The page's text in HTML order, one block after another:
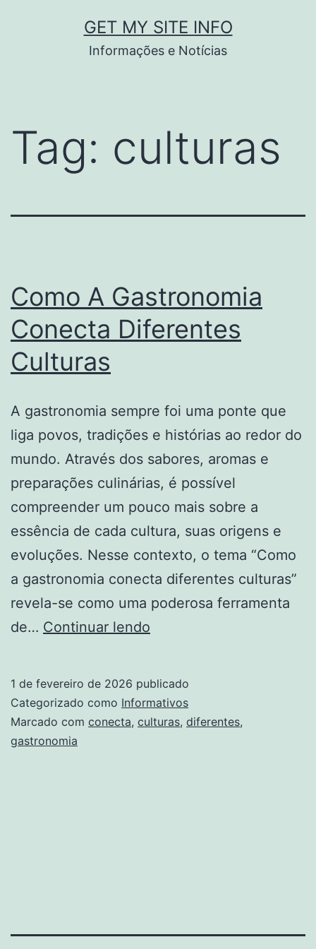
GET MY SITE INFO
Informações e Notícias
Tag: culturas
Como A Gastronomia
Conecta Diferentes
Culturas
A gastronomia sempre foi uma ponte que
liga povos, tradições e histórias ao redor do
mundo. Através dos sabores, aromas e
preparações culinárias, é possível
compreender um pouco mais sobre a
essência de cada cultura, suas origens e
evoluções. Nesse contexto, o tema “Como
a gastronomia conecta diferentes culturas”
revela-se como uma poderosa ferramenta
de… Continuar lendo
Conecta
Diferentes
1 de fevereiro de 2026 publicado
Categorizado como Informativos
Marcado com conecta, culturas, diferentes,
gastronomia